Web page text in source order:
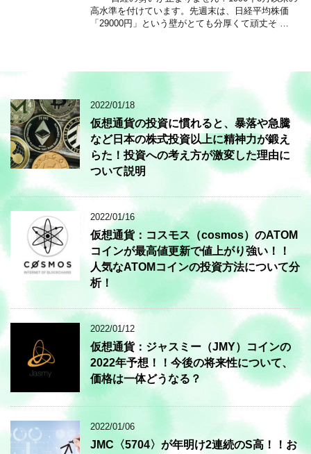
高水準を付けています。先週末は、日経平均株価
「29000円」という壁がとても分厚くて頑丈そ …
2022/01/18
仮想通貨の投資に慣れると、暴落や急騰
など日本の株式投資以上に精神力が鍛え
らた！投資への考え方が激変した理由に
ついて説明
2022/01/16
仮想通貨：コスモス（cosmos）のATOM
コインが最高値更新で値上がり強い！！
人気なATOMコインの投資方法について分
析！
2022/01/12
仮想通貨：ジャスミー（JMY）コインの
2022年予想！！今後の将来性について、
価格は一体どうなる？
2022/01/06
JMC〈5704〉が年明け2連続のS高！！お